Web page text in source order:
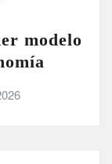
modelo